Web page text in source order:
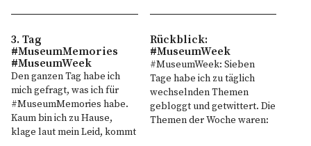
3. Tag
#MuseumMemories
#MuseumWeek
Den ganzen Tag habe ich
mich gefragt, was ich für
#MuseumMemories habe.
Kaum bin ich zu Hause,
klage laut mein Leid, kommt
Rückblick:
#MuseumWeek
#MuseumWeek: Sieben
Tage habe ich zu täglich
wechselnden Themen
gebloggt und getwittert. Die
Themen der Woche waren: